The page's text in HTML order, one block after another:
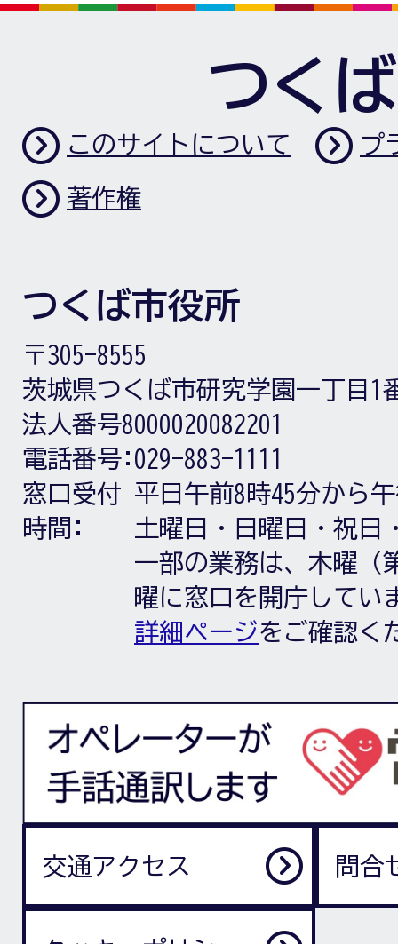
つく
このサイトについて プ
著作権
つくば市役所
〒305-8555
茨城県つくば市研究学園一丁目1
法人番号8000020082201
電話番号: 029-883-1111
窓口受付
時間:
平日午前8時45分から
土曜日・日曜日・祝日
一部の業務は、木曜（
曜に窓口を開庁してい
詳細ページをご確認く
交通アクセス 問合